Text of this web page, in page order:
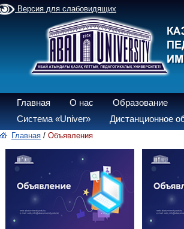
Версия для слабовидящих
Главная О нас Образование
Система «Univer»
Дистанционное
Главная / Объявления